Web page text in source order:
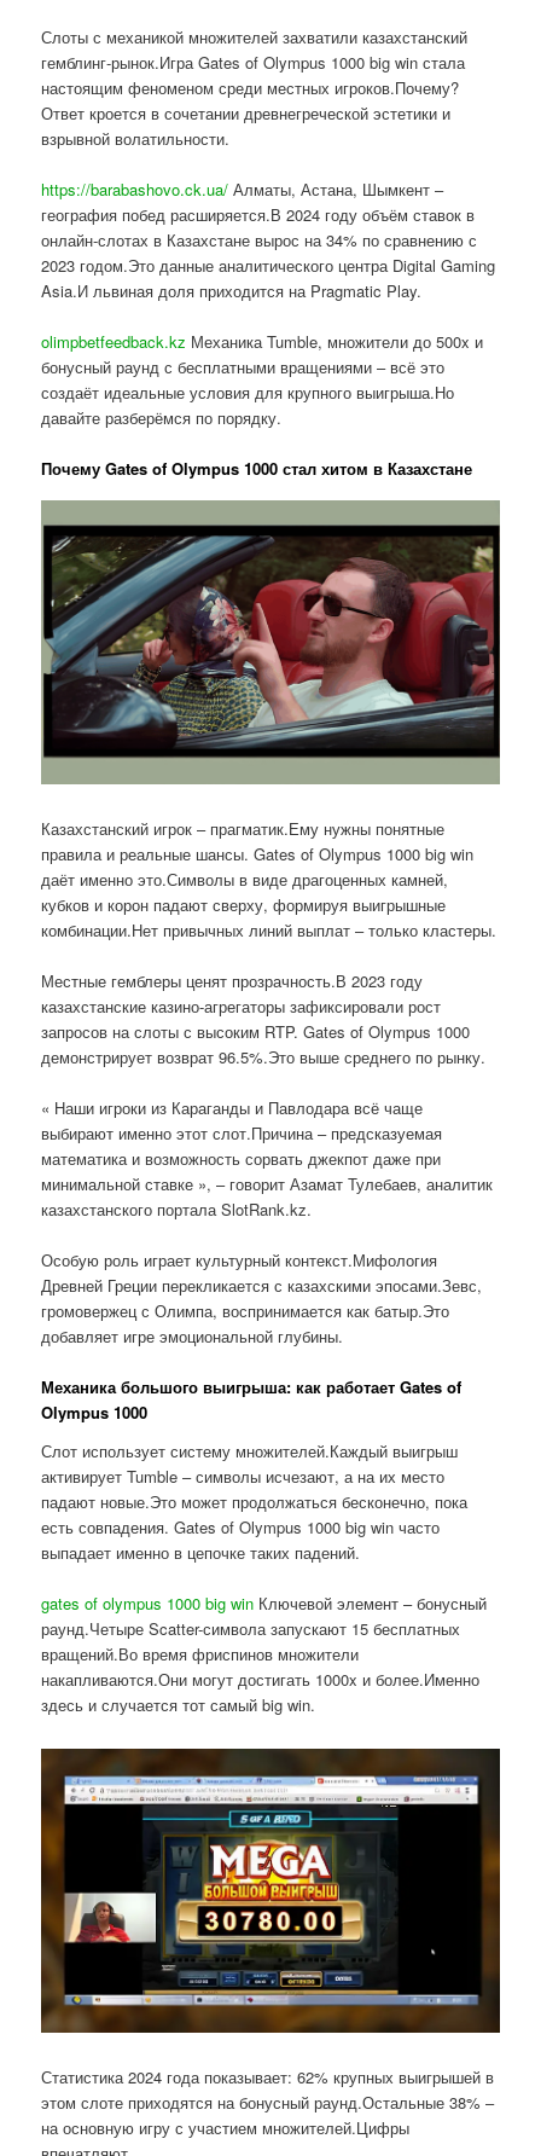
Слоты с механикой множителей захватили казахстанский
гемблинг-рынок.Игра Gates of Olympus 1000 big win стала
настоящим феноменом среди местных игроков.Почему?
Ответ кроется в сочетании древнегреческой эстетики и
взрывной волатильности.
https://barabashovo.ck.ua/ Алматы, Астана, Шымкент –
география побед расширяется.В 2024 году объём ставок в
онлайн-слотах в Казахстане вырос на 34% по сравнению с
2023 годом.Это данные аналитического центра Digital Gaming
Asia.И львиная доля приходится на Pragmatic Play.
olimpbetfeedback.kz Механика Tumble, множители до 500x и
бонусный раунд с бесплатными вращениями – всё это
создаёт идеальные условия для крупного выигрыша.Но
давайте разберёмся по порядку.
Почему Gates of Olympus 1000 стал хитом в Казахстане
Казахстанский игрок – прагматик.Ему нужны понятные
правила и реальные шансы. Gates of Olympus 1000 big win
даёт именно это.Символы в виде драгоценных камней,
кубков и корон падают сверху, формируя выигрышные
комбинации.Нет привычных линий выплат – только кластеры.
Местные гемблеры ценят прозрачность.В 2023 году
казахстанские казино-агрегаторы зафиксировали рост
запросов на слоты с высоким RTP. Gates of Olympus 1000
демонстрирует возврат 96.5%.Это выше среднего по рынку.
« Наши игроки из Караганды и Павлодара всё чаще
выбирают именно этот слот.Причина – предсказуемая
математика и возможность сорвать джекпот даже при
минимальной ставке », – говорит Азамат Тулебаев, аналитик
казахстанского портала SlotRank.kz.
Особую роль играет культурный контекст.Мифология
Древней Греции перекликается с казахскими эпосами.Зевс,
громовержец с Олимпа, воспринимается как батыр.Это
добавляет игре эмоциональной глубины.
Механика большого выигрыша: как работает Gates of
Olympus 1000
Слот использует систему множителей.Каждый выигрыш
активирует Tumble – символы исчезают, а на их место
падают новые.Это может продолжаться бесконечно, пока
есть совпадения. Gates of Olympus 1000 big win часто
выпадает именно в цепочке таких падений.
gates of olympus 1000 big win Ключевой элемент – бонусный
раунд.Четыре Scatter-символа запускают 15 бесплатных
вращений.Во время фриспинов множители
накапливаются.Они могут достигать 1000x и более.Именно
здесь и случается тот самый big win.
Статистика 2024 года показывает: 62% крупных выигрышей в
этом слоте приходятся на бонусный раунд.Остальные 38% –
на основную игру с участием множителей.Цифры